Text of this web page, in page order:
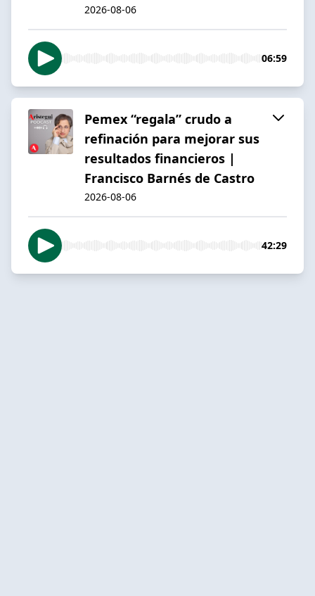
2026-08-06
06:59
Pemex “regala” crudo a
refinación para mejorar sus
resultados financieros |
Francisco Barnés de Castro
2026-08-06
42:29